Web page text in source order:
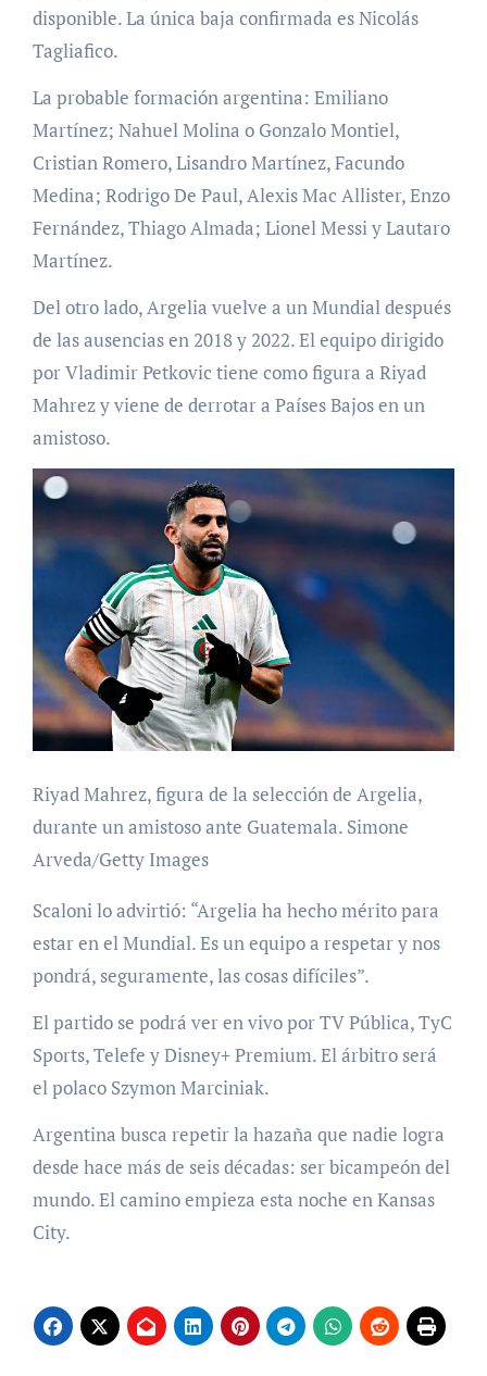
disponible. La única baja confirmada es Nicolás
Tagliafico.
La probable formación argentina: Emiliano
Martínez; Nahuel Molina o Gonzalo Montiel,
Cristian Romero, Lisandro Martínez, Facundo
Medina; Rodrigo De Paul, Alexis Mac Allister, Enzo
Fernández, Thiago Almada; Lionel Messi y Lautaro
Martínez.
Del otro lado, Argelia vuelve a un Mundial después
de las ausencias en 2018 y 2022. El equipo dirigido
por Vladimir Petkovic tiene como figura a Riyad
Mahrez y viene de derrotar a Países Bajos en un
amistoso.
Riyad Mahrez, figura de la selección de Argelia,
durante un amistoso ante Guatemala. Simone
Arveda/Getty Images
Scaloni lo advirtió: “Argelia ha hecho mérito para
estar en el Mundial. Es un equipo a respetar y nos
pondrá, seguramente, las cosas difíciles”.
El partido se podrá ver en vivo por TV Pública, TyC
Sports, Telefe y Disney+ Premium. El árbitro será
el polaco Szymon Marciniak.
Argentina busca repetir la hazaña que nadie logra
desde hace más de seis décadas: ser bicampeón del
mundo. El camino empieza esta noche en Kansas
City.